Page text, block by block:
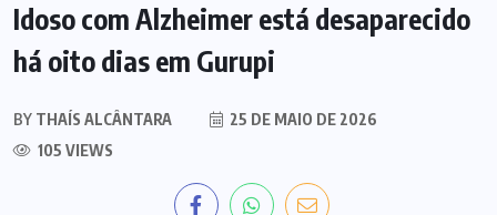
Idoso com Alzheimer está desaparecido
há oito dias em Gurupi
BY THAÍS ALCÂNTARA
25 DE MAIO DE 2026
105 VIEWS